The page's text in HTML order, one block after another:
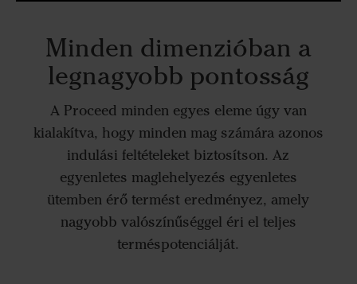
Minden dimenzióban a
legnagyobb pontosság
A Proceed minden egyes eleme úgy van
kialakítva, hogy minden mag számára azonos
indulási feltételeket biztosítson. Az
egyenletes maglehelyezés egyenletes
ütemben érő termést eredményez, amely
nagyobb valószínűséggel éri el teljes
terméspotenciálját.